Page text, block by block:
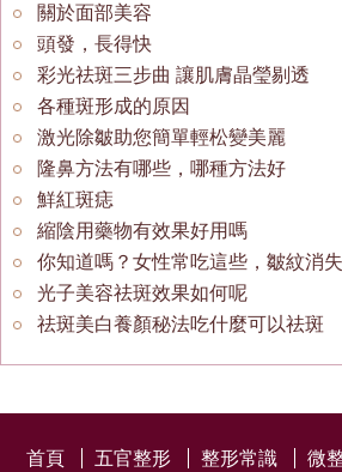
關於面部美容
頭發，長得快
彩光祛斑三步曲 讓肌膚晶瑩剔透
各種斑形成的原因
激光除皺助您簡單輕松變美麗
隆鼻方法有哪些，哪種方法好
鮮紅斑痣
縮陰用藥物有效果好用嗎
你知道嗎？女性常吃這些，皺紋消
光子美容祛斑效果如何呢
祛斑美白養顏秘法吃什麼可以祛斑
首頁 五官整形 整形常識 微